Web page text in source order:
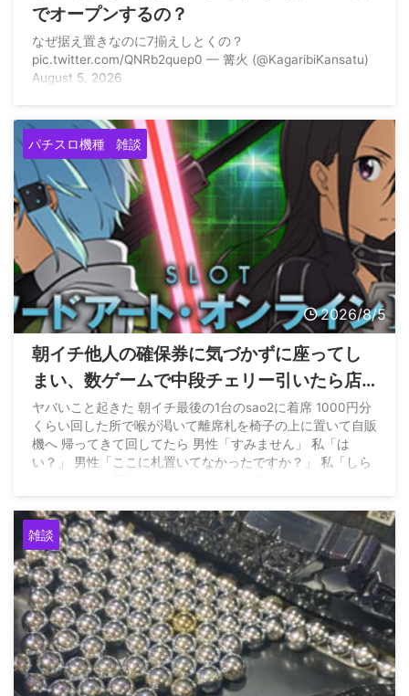
でオープンするの？
なぜ据え置きなのに7揃えしとくの？
pic.twitter.com/QNRb2quep0 — 篝火 (@KagaribiKansatu)
August 5, 2026
パチスロ機種 雑談
2026/8/5
朝イチ他人の確保券に気づかずに座ってし
まい、数ゲームで中段チェリー引いたら店
員に代われと言われてしまったのだが
ヤバいこと起きた 朝イチ最後の1台のsao2に着席 1000円分
くらい回した所で喉が渇いて離席札を椅子の上に置いて自販
機へ 帰ってきて回してたら 男性「すみません」 私「は
い？」 男性「ここに札置いてなかったですか？」 私「しら
雑談